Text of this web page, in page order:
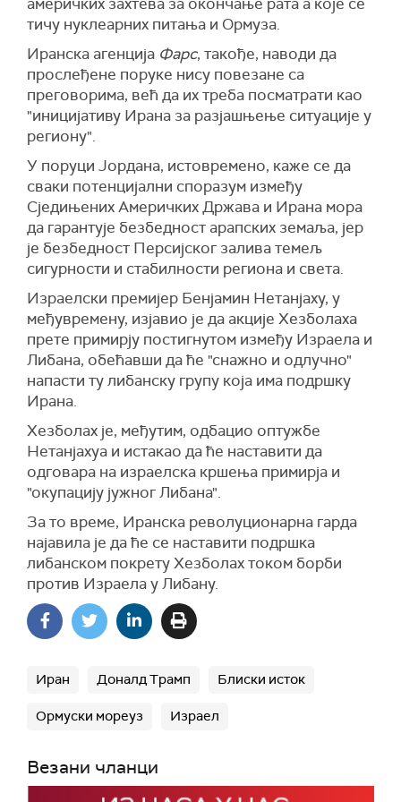
објављено да укупан број жртава агресије од
2. марта до 26. априла износи 2.509 погинулих
и 7.755 рањених.
(Tанјуг)
недеље, Израел задржава право да одговори
на "планиране, непосредне или текуће
нападе".
(Танјуг)
тичу нуклеарних питања и Ормуза.
Иранска агенција Фарс, такође, наводи да
прослеђене поруке нису повезане са
преговорима, већ да их треба посматрати као
"иницијативу Ирана за разјашњење ситуације у
региону".
У поруци Јордана, истовремено, каже се да
сваки потенцијални споразум између
Сједињених Америчких Држава и Ирана мора
да гарантује безбедност арапских земаља, јер
је безбедност Персијског залива темељ
сигурности и стабилности региона и света.
Израелски премијер Бенјамин Нетанјаху, у
међувремену, изјавио је да акције Хезболаха
прете примирју постигнутом између Израела и
Либана, обећавши да ће "снажно и одлучно"
напасти ту либанску групу која има подршку
Ирана.
Хезболах је, међутим, одбацио оптужбе
Нетанјахуа и истакао да ће наставити да
одговара на израелска кршења примирја и
"окупацију јужног Либана".
За то време, Иранска револуционарна гарда
најавила је да ће се наставити подршка
либанском покрету Хезболах током борби
против Израела у Либану.
Иран Доналд Трамп Блиски исток
Ормуски мореуз Израел
Везани чланци